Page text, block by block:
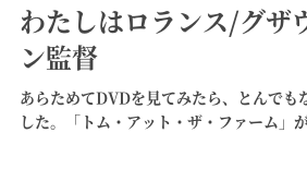
わたしはロランス/グザ
ン監督
あらためてDVDを見てみたら、とんでも
した。「トム・アット・ザ・ファーム」